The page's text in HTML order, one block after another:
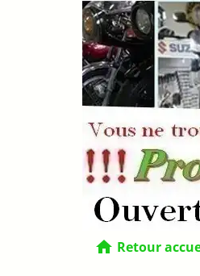
home Retour